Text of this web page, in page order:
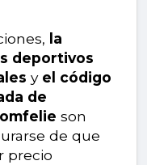
la
deportivos
y el código
de
son
de que
precio